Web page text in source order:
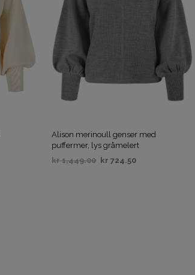
Alison merinoull genser med
puffermer, lys gråmelert
kr1,449.00 kr 724.50